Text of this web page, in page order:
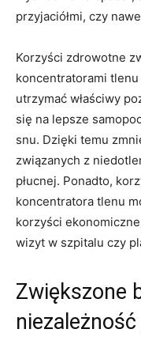
przyjaciółmi, czy
Korzyści zdrowotne
koncentratorami tlenu
utrzymać właściwy
się na lepsze
snu. Dzięki ‌temu
związanych z
płucnej. Ponadto,
koncentratora tlenu
korzyści⁢
wizyt w ⁣szpitalu​ czy
Zwiększone